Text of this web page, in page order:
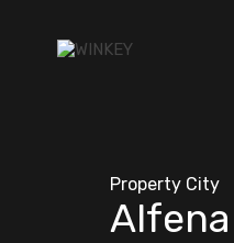
Property City
Alfena